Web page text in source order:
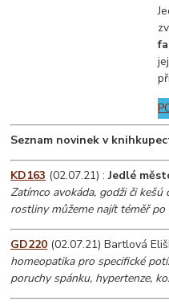
Seznam novinek v
KD163 (02.07.21) :Jedlé
Zatímco avokáda, godži či
rostliny můžeme najít téměř po
GD220 (02.07.21) Bartlová
homeopatika pro specifické
poruchy spánku, hypertenze,